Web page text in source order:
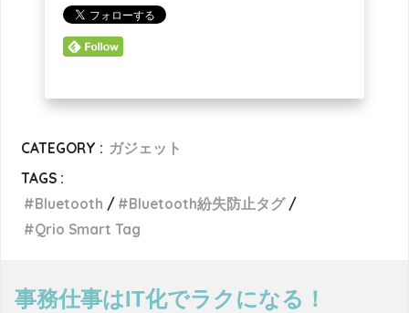
CATEGORY : ガジェット
TAGS :
Bluetooth
Bluetooth紛失防止タグ
Qrio Smart Tag
事務仕事はIT化でラクになる！